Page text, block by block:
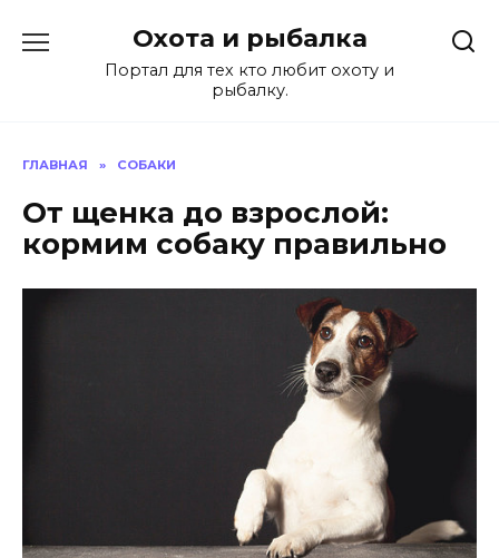
содержанию
Охота и рыбалка
Портал для тех кто любит охоту и
рыбалку.
ГЛАВНАЯ » СОБАКИ
От щенка до взрослой:
кормим собаку правильно